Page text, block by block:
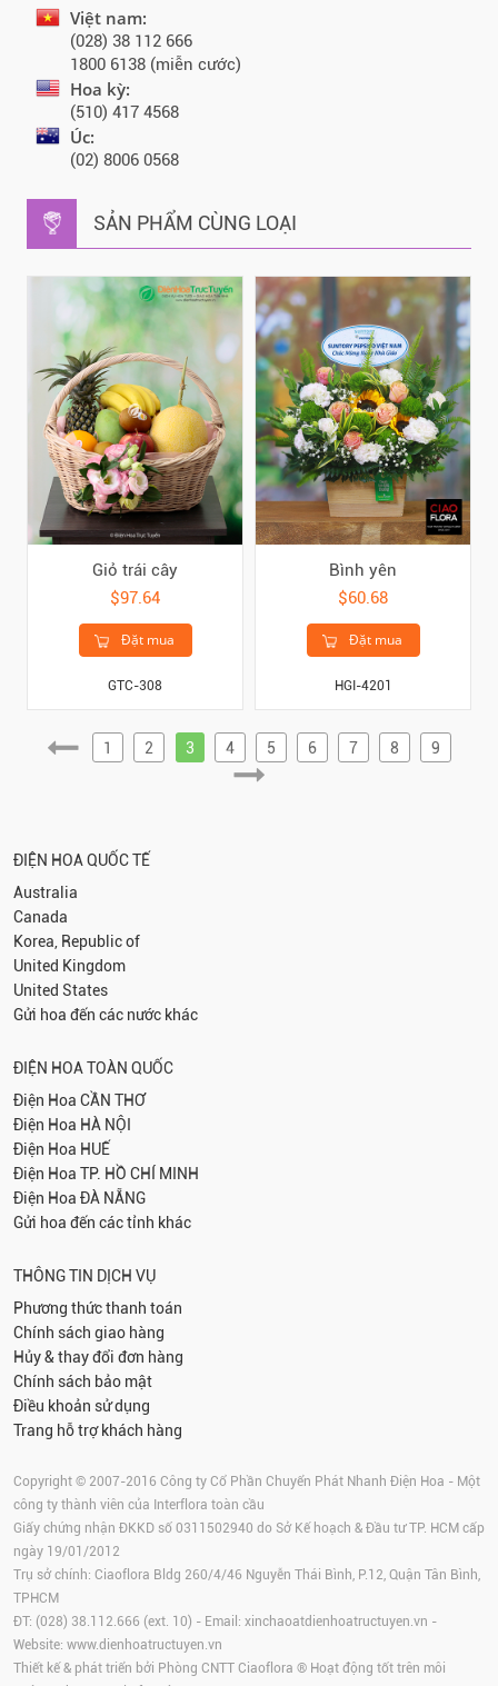
Việt nam:
(028) 38 112 666
1800 6138 (miễn cước)
Hoa kỳ:
(510) 417 4568
Úc:
(02) 8006 0568
SẢN PHẨM CÙNG LOẠI
Giỏ trái cây
$97.64
Đặt mua
GTC-308
Bình yên
$60.68
Đặt mua
HGI-4201
1 2 3 4 5 6 7 8 9
ĐIỆN HOA QUỐC TẾ
Australia
Canada
Korea, Republic of
United Kingdom
United States
Gửi hoa đến các nước khác
ĐIỆN HOA TOÀN QUỐC
Điện Hoa CẦN THƠ
Điện Hoa HÀ NỘI
Điện Hoa HUẾ
Điện Hoa TP. HỒ CHÍ MINH
Điện Hoa ĐÀ NẴNG
Gửi hoa đến các tỉnh khác
THÔNG TIN DỊCH VỤ
Phương thức thanh toán
Chính sách giao hàng
Hủy & thay đổi đơn hàng
Chính sách bảo mật
Điều khoản sử dụng
Trang hỗ trợ khách hàng
Copyright © 2007-2016 Công ty Cổ Phần Chuyển Phát Nhanh Điện Hoa - Một
công ty thành viên của Interflora toàn cầu
Giấy chứng nhận ĐKKD số 0311502940 do Sở Kế hoạch & Đầu tư TP. HCM cấp
ngày 19/01/2012
Trụ sở chính: Ciaoflora Bldg 260/4/46 Nguyễn Thái Bình, P.12, Quận Tân Bình,
TPHCM
ĐT: (028) 38.112.666 (ext. 10) - Email: xinchaoatdienhoatructuyen.vn -
Website: www.dienhoatructuyen.vn
Thiết kế & phát triển bởi Phòng CNTT Ciaoflora ® Hoạt động tốt trên môi